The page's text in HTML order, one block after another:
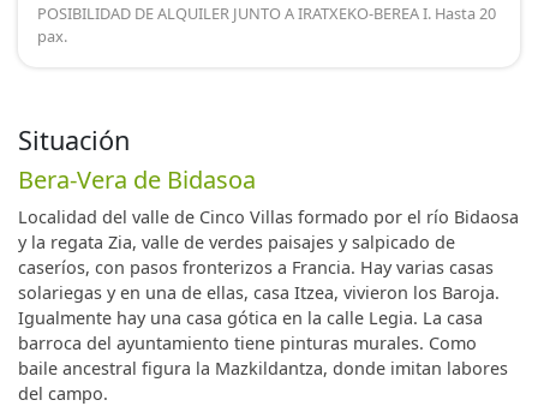
Situación
Bera-Vera de Bidasoa
Localidad del valle de Cinco Villas formado por el río Bidaosa
y la regata Zia, valle de verdes paisajes y salpicado de
caseríos, con pasos fronterizos a Francia. Hay varias casas
solariegas y en una de ellas, casa Itzea, vivieron los Baroja.
Igualmente hay una casa gótica en la calle Legia. La casa
barroca del ayuntamiento tiene pinturas murales. Como
baile ancestral figura la Mazkildantza, donde imitan labores
del campo.
POSIBILIDAD DE ALQUILER JUNTO A IRATXEKO-BEREA I. Hasta 20
pax.